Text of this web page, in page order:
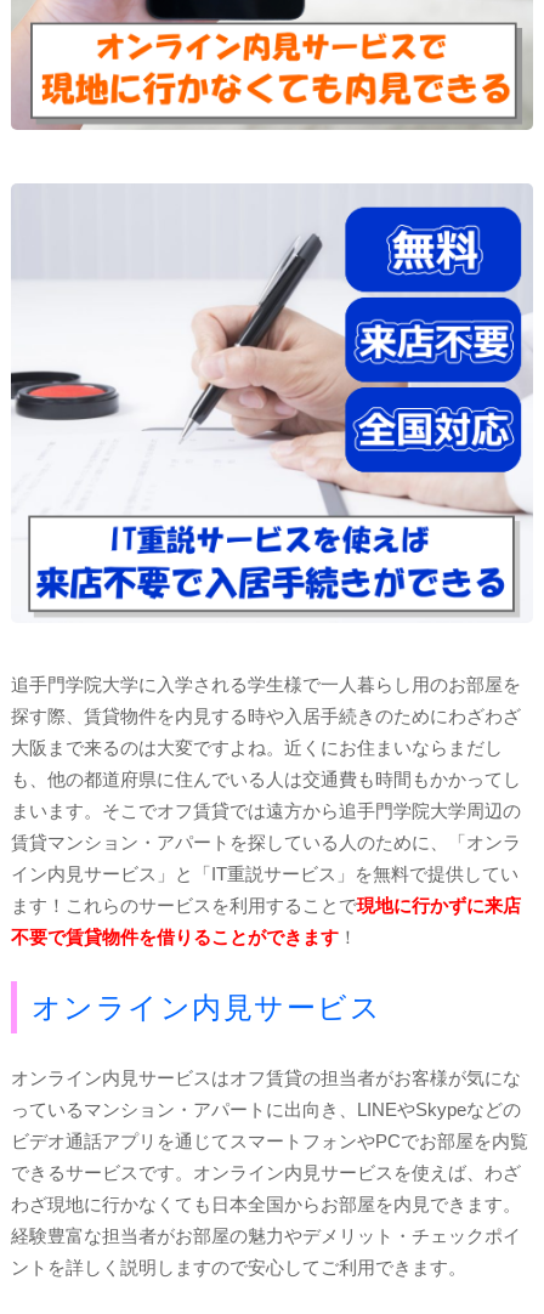
追手門学院大学に入学される学生様で一人暮らし用のお部屋を
探す際、賃貸物件を内見する時や入居手続きのためにわざわざ
大阪まで来るのは大変ですよね。近くにお住まいならまだし
も、他の都道府県に住んでいる人は交通費も時間もかかってし
まいます。そこでオフ賃貸では遠方から追手門学院大学周辺の
賃貸マンション・アパートを探している人のために、「オンラ
イン内見サービス」と「IT重説サービス」を無料で提供してい
ます！これらのサービスを利用することで現地に行かずに来店
不要で賃貸物件を借りることができます！
オンライン内見サービス
オンライン内見サービスはオフ賃貸の担当者がお客様が気にな
っているマンション・アパートに出向き、LINEやSkypeなどの
ビデオ通話アプリを通じてスマートフォンやPCでお部屋を内覧
できるサービスです。オンライン内見サービスを使えば、わざ
わざ現地に行かなくても日本全国からお部屋を内見できます。
経験豊富な担当者がお部屋の魅力やデメリット・チェックポイ
ントを詳しく説明しますので安心してご利用できます。